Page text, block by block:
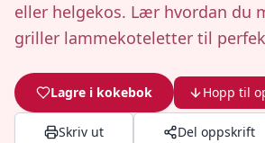
eller helgekos. Lær hvordan du
griller lammekoteletter til
Lagre i kokebok Hopp til
Skriv ut Del oppskrift